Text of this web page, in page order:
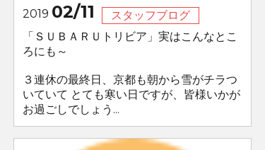
2019 02/11
スタッフブログ
「ＳＵＢＡＲＵトリビア」実はこんなとこ
ろにも～
３連休の最終日、京都も朝から雪がチラつ
いていて とても寒い日ですが、皆様いかが
お過ごしでしょう...